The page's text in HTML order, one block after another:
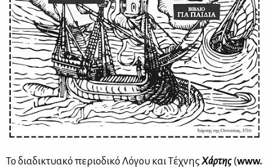
Το δια­δι­κτυα­κό πε­ριο­δι­κό Λό­γου και Τέ­χνηςΧάρ­της(www.​